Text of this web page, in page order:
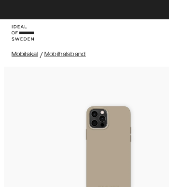
Mobilskal / Mobilhalsband